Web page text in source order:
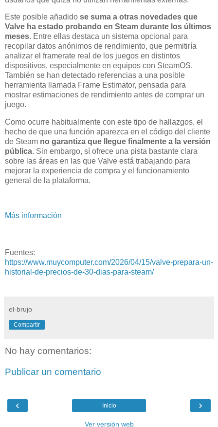
Este posible añadido se suma a otras novedades que
Valve ha estado probando en Steam durante los últimos
meses. Entre ellas destaca un sistema opcional para
recopilar datos anónimos de rendimiento, que permitiría
analizar el framerate real de los juegos en distintos
dispositivos, especialmente en equipos con SteamOS.
También se han detectado referencias a una posible
herramienta llamada Frame Estimator, pensada para
mostrar estimaciones de rendimiento antes de comprar un
juego.
Como ocurre habitualmente con este tipo de hallazgos, el
hecho de que una función aparezca en el código del cliente
de Steam no garantiza que llegue finalmente a la versión
pública. Sin embargo, sí ofrece una pista bastante clara
sobre las áreas en las que Valve está trabajando para
mejorar la experiencia de compra y el funcionamiento
general de la plataforma.
Más información
Fuentes:
https://www.muycomputer.com/2026/04/15/valve-prepara-un-
historial-de-precios-de-30-dias-para-steam/
el-brujo
Compartir
No hay comentarios:
Publicar un comentario
‹ ›
Inicio
Ver versión web